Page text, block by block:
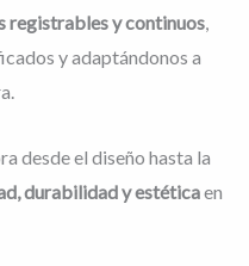
registrables y continuos,
y adaptándonos a
desde el diseño hasta la
durabilidad y estéticaen